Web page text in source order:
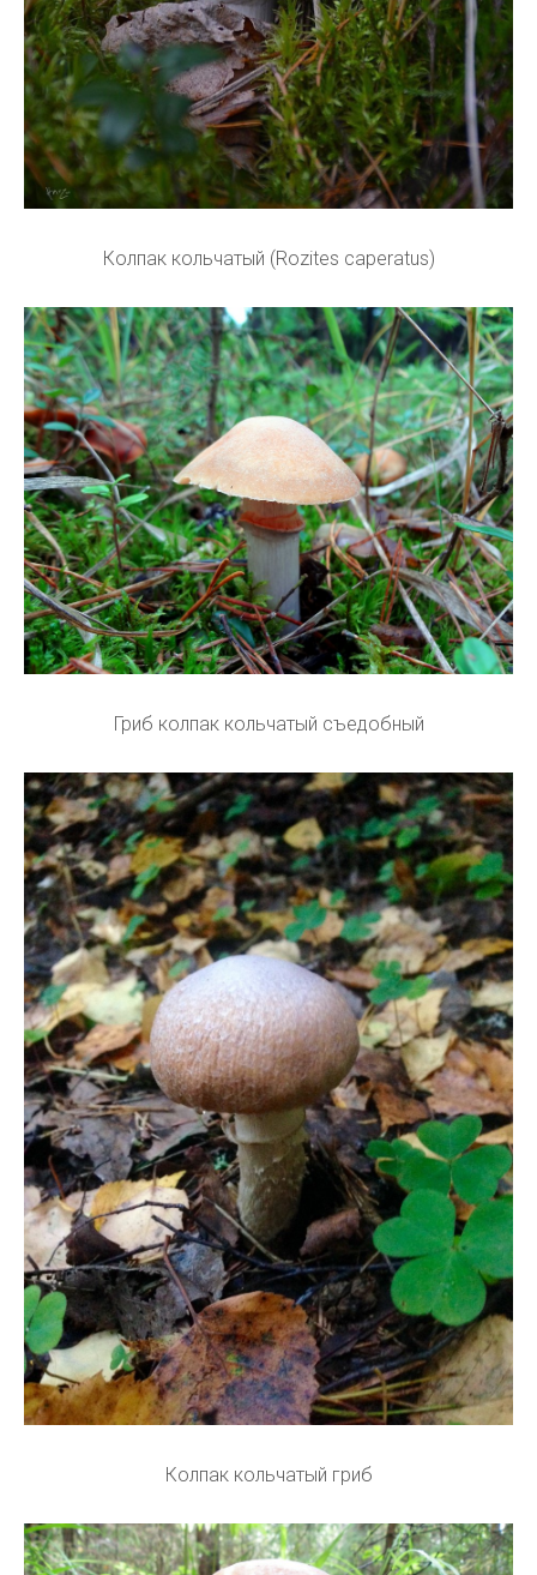
Колпак кольчатый (Rozites caperatus)
Гриб колпак кольчатый съедобный
Колпак кольчатый гриб